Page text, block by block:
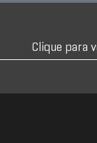
Clique para